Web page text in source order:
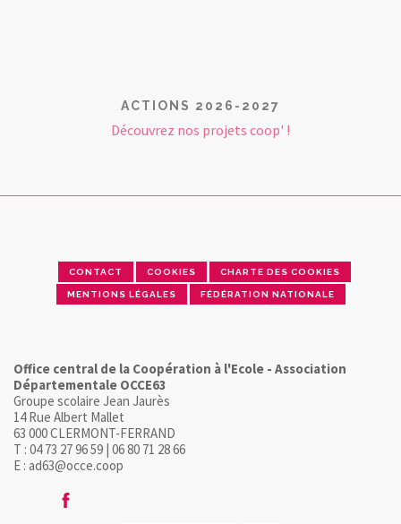
ACTIONS 2026-2027
Découvrez nos projets coop' !
CONTACT COOKIES CHARTE DES COOKIES
MENTIONS LÉGALES FÉDÉRATION NATIONALE
Office central de la Coopération à l'Ecole - Association
Départementale OCCE63
Groupe scolaire Jean Jaurès
14 Rue Albert Mallet
63 000 CLERMONT-FERRAND
T : 04 73 27 96 59 | 06 80 71 28 66
E : ad63@occe.coop